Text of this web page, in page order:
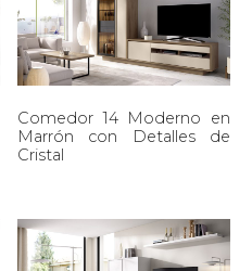
Comedor 14 Moderno en
Marrón con Detalles de
Cristal